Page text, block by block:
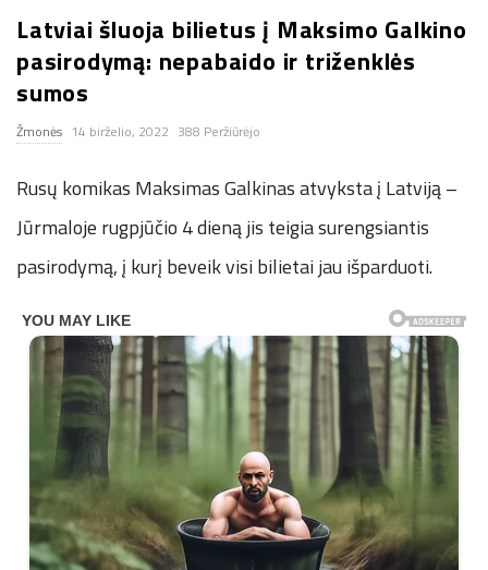
n
.
n
e
t
Latviai šluoja bilietus į Maksimo Galkino
pasirodymą: nepabaido ir triženklės
sumos
Žmonės 14 birželio, 2022 388 Peržiūrėjo
Rusų komikas Maksimas Galkinas atvyksta į Latviją –
Jūrmaloje rugpjūčio 4 dieną jis teigia surengsiantis
pasirodymą, į kurį beveik visi bilietai jau išparduoti.